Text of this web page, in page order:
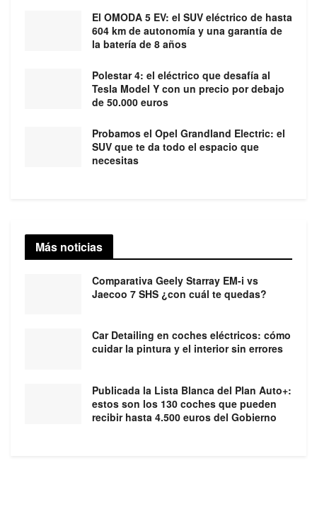
El OMODA 5 EV: el SUV eléctrico de hasta
604 km de autonomía y una garantía de
la batería de 8 años
Polestar 4: el eléctrico que desafía al
Tesla Model Y con un precio por debajo
de 50.000 euros
Probamos el Opel Grandland Electric: el
SUV que te da todo el espacio que
necesitas
Más noticias
Comparativa Geely Starray EM-i vs
Jaecoo 7 SHS ¿con cuál te quedas?
Car Detailing en coches eléctricos: cómo
cuidar la pintura y el interior sin errores
Publicada la Lista Blanca del Plan Auto+:
estos son los 130 coches que pueden
recibir hasta 4.500 euros del Gobierno